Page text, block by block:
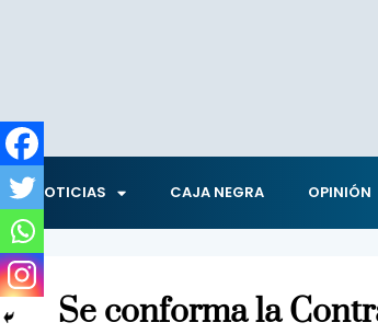
NOTICIAS CAJA NEGRA OPINIÓN
Se conforma la